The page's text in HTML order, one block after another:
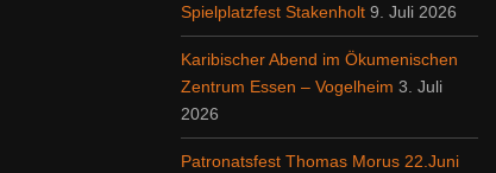
Spielplatzfest Stakenholt 9. Juli 2026
Karibischer Abend im Ökumenischen
Zentrum Essen – Vogelheim 3. Juli
2026
Patronatsfest Thomas Morus 22.Juni